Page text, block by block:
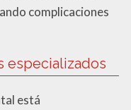
complicaciones
especializados
está